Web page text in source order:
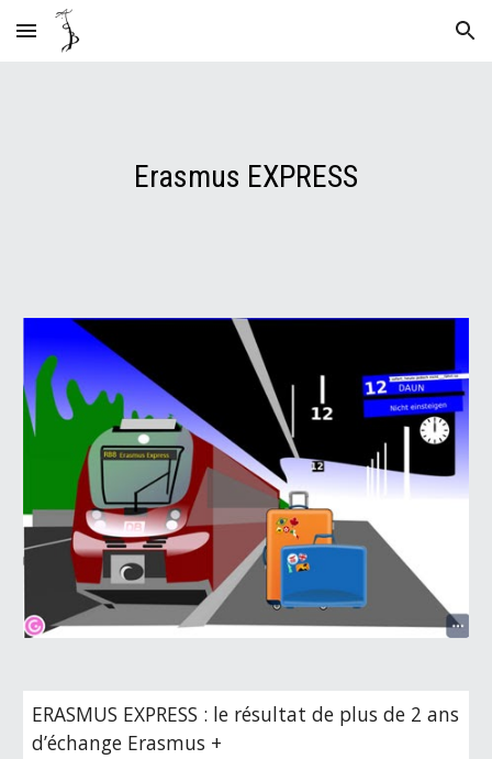
Skip to main content Skip to navigation
Erasmus EXPRESS
ERASMUS EXPRESS : le résultat de plus de 2 ans
d’échange Erasmus +